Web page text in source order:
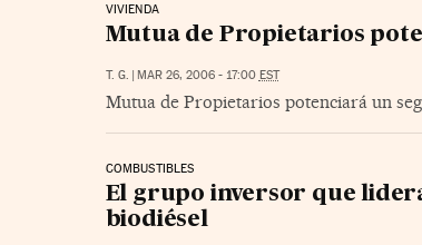
VIVIENDA
Mutua de Propietarios
T. G. | MAR 26, 2006 - 17:00 EST
Mutua de Propietarios potenciará un
COMBUSTIBLES
El grupo inversor que
biodiésel